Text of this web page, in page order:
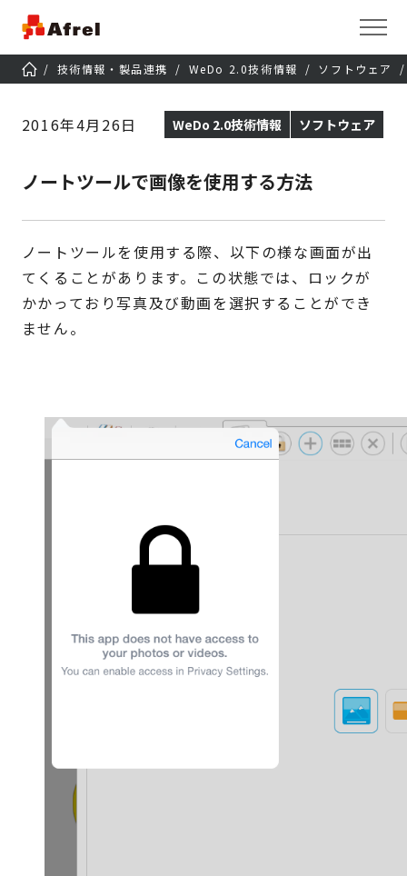
技術情報・製品連携 WeDo 2.0技術情報 ソフトウェア
2016年4月26日 WeDo 2.0技術情報 ソフトウェア
ノートツールで画像を使用する方法
ノートツールを使用する際、以下の様な画面が出
てくることがあります。この状態では、ロックが
かかっており写真及び動画を選択することができ
ません。